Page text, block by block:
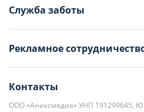
Служба заботы
+375 33 376-13-70
editor@domovita.by
Мы принимаем звонки и отвечаем на
Рекламное
kb@domovita.by
+375 29 179-11-28 Владислав
Контакты
ООО «Аниксмедиа» УНП 191299645,